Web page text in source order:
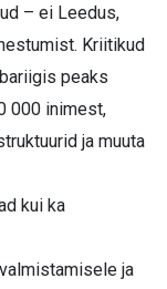
– ei Leedus,
Kriitikud
peaks
000 inimest,
ja muuta
kui ka
ja